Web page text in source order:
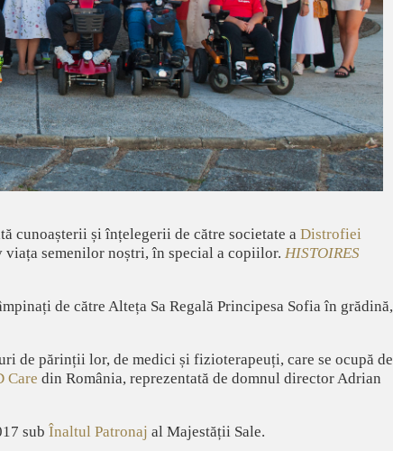
cunoașterii și înțelegerii de către societate a Distrofiei
viața semenilor noștri, în special a copiilor. HISTOIRES
de către Alteța Sa Regală Principesa Sofia în grădină,
de părinții lor, de medici și fizioterapeuți, care se ocupă de
Care din România, reprezentată de domnul director Adrian
sub Înaltul Patronaj al Majestății Sale.